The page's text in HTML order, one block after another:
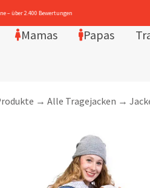
Mamas Papas
→ Alle Tragejacken →